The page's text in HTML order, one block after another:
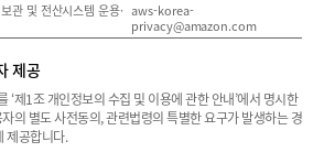
관 및 전산시스템 운용· aws-korea-
privacy@amazon.com
제공
‘제1조 개인정보의 수집 및 이용에 관한 안내’에서 명시한
의 별도 사전동의, 관련법령의 특별한 요구가 발생하는 경
제공합니다.